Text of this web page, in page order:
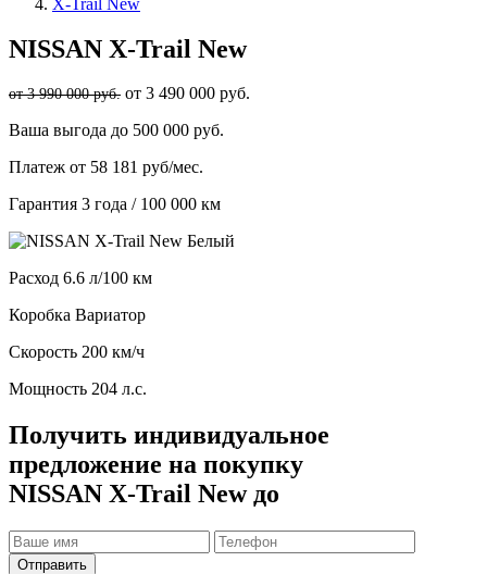
X-Trail New
NISSAN X-Trail New
от 3 990 000 руб. от 3 490 000 руб.
Ваша выгода до 500 000 руб.
Платеж от 58 181 руб/мес.
Гарантия 3 года / 100 000 км
Расход 6.6 л/100 км
Коробка Вариатор
Скорость 200 км/ч
Мощность 204 л.с.
Получить индивидуальное
предложение на покупку
NISSAN X-Trail New до
Отправить